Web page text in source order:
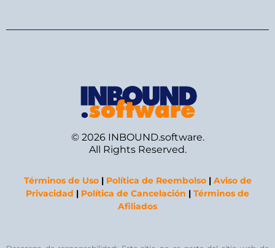
© 2026 INBOUND.software.
All Rights Reserved.
Términos de Uso| Política de Reembolso| Aviso de
Privacidad | Política de Cancelación | Términos de
Afiliados